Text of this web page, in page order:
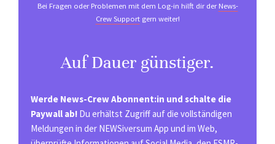
Bei Fragen oder Problemen mit dem Log-in hilft dir derNews-
Crew Supportgern weiter!
Auf Dauer günstiger.
Werde News-Crew Abonnent:in und schalte die
Paywall ab! Du erhältst Zugriff auf die vollständigen
Meldungen in der NEWSiversum App und im Web,